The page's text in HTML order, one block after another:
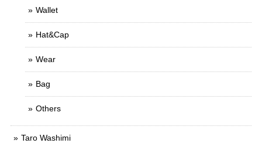
Wallet
Hat&Cap
Wear
Bag
Others
Taro Washimi